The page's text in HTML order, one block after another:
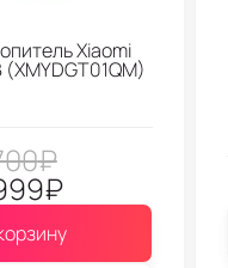
Xiaomi
(XMYDGT01QM)
₽
₽